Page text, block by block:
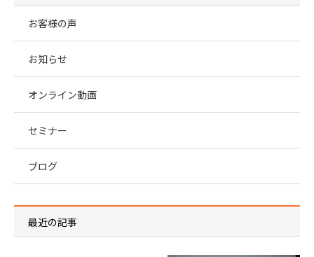
お客様の声
お知らせ
オンライン動画
セミナー
ブログ
最近の記事